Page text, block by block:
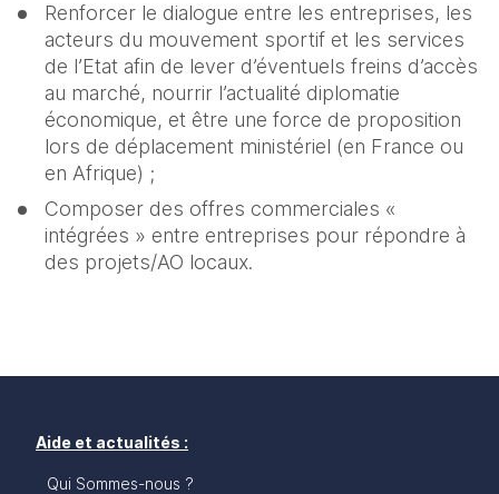
Renforcer le dialogue entre les entreprises, les
acteurs du mouvement sportif et les services
de l’Etat afin de lever d’éventuels freins d’accès
au marché, nourrir l’actualité diplomatie
économique, et être une force de proposition
lors de déplacement ministériel (en France ou
en Afrique) ;
Composer des offres commerciales «
intégrées » entre entreprises pour répondre à
des projets/AO locaux.
Aide et actualités :
Qui Sommes-nous ?